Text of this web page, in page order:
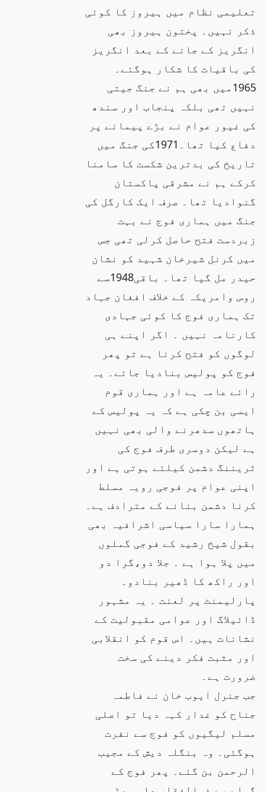
تعلیمی نظام میں ہیروز کا کوئی
ذکر نہیں۔ پختون ہیروز بھی
انگریز کے جانے کے بعد انگریز
کی باقیات کا شکار ہوگئے۔
1965میں بھی ہم نے جنگ جیتی
نہیں تھی بلکہ پنجاب اور سندھ
کی غیور عوام نے بڑے پیمانے پر
دفاع کیا تھا۔1971کی جنگ میں
تاریخ کی بدترین شکست کا سامنا
کرکے ہم نے مشرقی پاکستان
گنوادیا تھا۔ صرف ایک کارگل کی
جنگ میں ہماری فوج نے بہت
زبردست فتح حاصل کرلی تھی جس
میں کرنل شیرخان شہید کو نشان
حیدر مل گیا تھا۔ باقی1948سے
روس وامریکہ کے خلاف افغان جہاد
تک ہماری فوج کا کوئی جہادی
کارنامہ نہیں ۔ اگر اپنے ہی
لوگوں کو فتح کرنا ہے تو پھر
فوج کو پولیس بنادیا جائے۔ یہ
رائے عامہ ہے اور ہماری قوم
ایسی بن چکی ہے کہ یہ پولیس کے
ہاتھوں سدھرنے والی بھی نہیں
ہے لیکن دوسری طرف فوج کی
ٹریننگ دشمن کیلئے ہوتی ہے اور
اپنی عوام پر فوجی رویہ مسلط
کرنا دشمن بنانے کے مترادف ہے۔
ہمارا سارا سیاسی اشرافیہ بھی
بقول شیخ رشید کے فوجی گملوں
میں پلا ہوا ہے ۔ جلا دو،گرا دو
اور راکھ کا ڈھیر بنادو۔
پارلیمنٹ پر لعنت ۔ یہ مشہور
ڈائیلاگ اور عوامی مقبولیت کے
نشانات ہیں۔ اس قوم کو انقلابی
اور مثبت فکر دینے کی سخت
ضرورت ہے۔
جب جنرل ایوب خان نے فاطمہ
جناح کو غدار کہہ دیا تو اصلی
مسلم لیگیوں کو فوج سے نفرت
ہوگئی۔ وہ بنگلہ دیش کے مجیب
الرحمن بن گئے۔ پھر فوج کے